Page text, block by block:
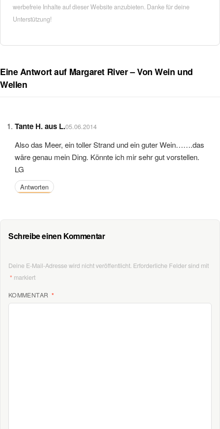
werbefreie Inhalte auf dieser Website anzubieten. Danke für deine
Unterstützung!
Eine Antwort auf Margaret River – Von Wein und
Wellen
Tante H. aus L.05.06.2014
Also das Meer, ein toller Strand und ein guter Wein…….das
wäre genau mein Ding. Könnte ich mir sehr gut vorstellen.
LG
Antworten
Schreibe einen Kommentar
Deine E-Mail-Adresse wird nicht veröffentlicht. Erforderliche Felder sind mit
* markiert
KOMMENTAR *